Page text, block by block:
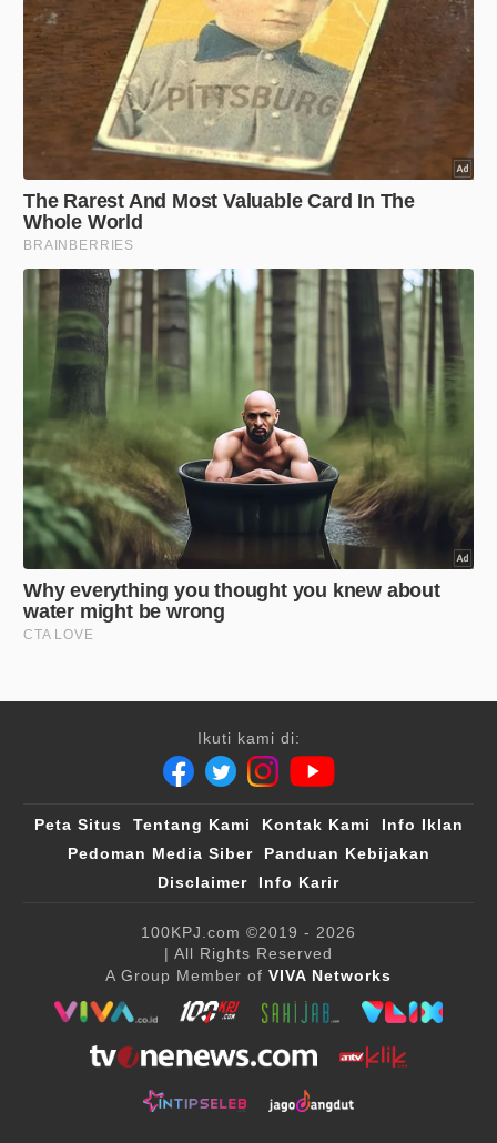
Ikuti kami di:
Peta Situs Tentang Kami Kontak Kami
Info Iklan
Pedoman Media Siber
Panduan Kebijakan
Disclaimer
Info Karir
100KPJ.com ©2019 - 2026
| All Rights Reserved
A Group Member of VIVA Networks